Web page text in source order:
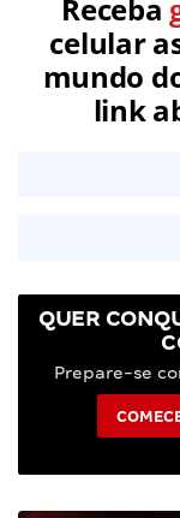
Receba
celular
mundo
link
QUER
Prepare-se